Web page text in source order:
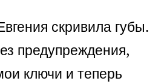
скривила губы.
предупреждения,
ключи и теперь